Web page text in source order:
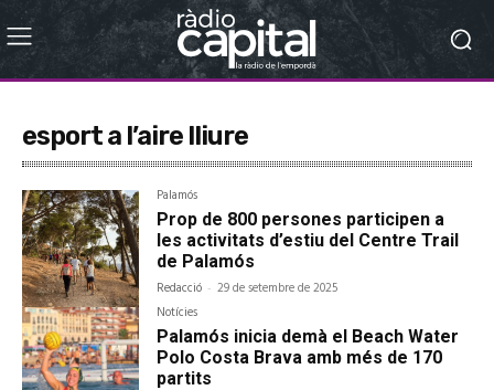
esport a l’aire lliure
Palamós
Prop de 800 persones participen a
les activitats d’estiu del Centre Trail
de Palamós
Redacció - 29 de setembre de 2025
Notícies
Palamós inicia demà el Beach Water
Polo Costa Brava amb més de 170
partits